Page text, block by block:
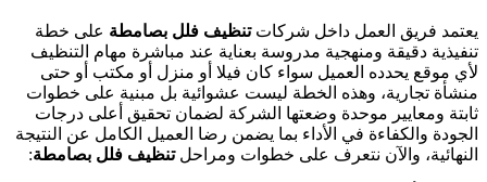
يعتمد فريق العمل داخل شركاتتنظيف فلل بصامطة على خطة
تنفيذية دقيقة ومنهجية مدروسة بعناية عند مباشرة مهام التنظيف
لأي موقع يحدده العميل سواء كان فيلا أو منزل أو مكتب أو حتى
منشأة تجارية، وهذه الخطة ليست عشوائية بل مبنية على خطوات
ثابتة ومعايير موحدة وضعتها الشركة لضمان تحقيق أعلى درجات
الجودة والكفاءة في الأداء بما يضمن رضا العميل الكامل عن النتيجة
النهائية، والآن نتعرف على خطوات ومراحلتنظيف فلل بصامطة: